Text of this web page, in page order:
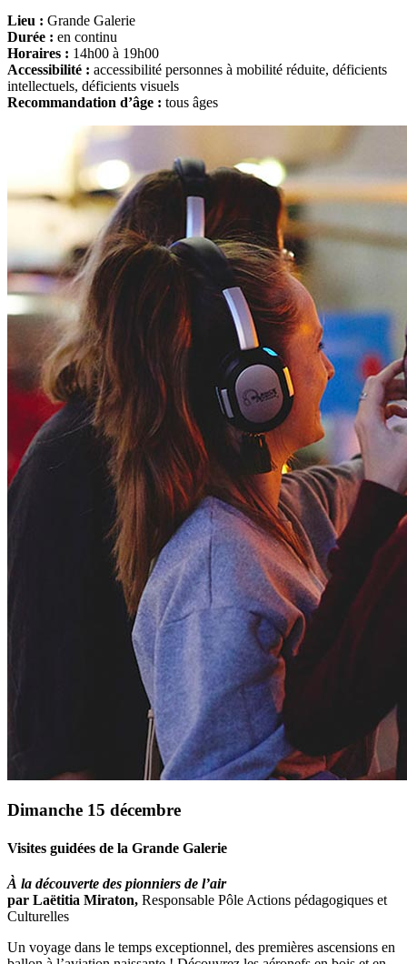
Lieu : Grande Galerie
Durée : en continu
Horaires : 14h00 à 19h00
Accessibilité : accessibilité personnes à mobilité réduite, déficients
intellectuels, déficients visuels
Recommandation d’âge : tous âges
Dimanche 15 décembre
Visites guidées de la Grande Galerie
À la découverte des pionniers de l’air
par Laëtitia Miraton, Responsable Pôle Actions pédagogiques et
Culturelles
Un voyage dans le temps exceptionnel, des premières ascensions en